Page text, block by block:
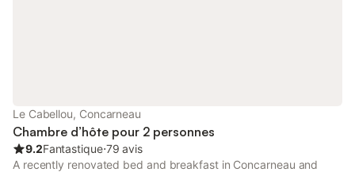
Le Cabellou, Concarneau
Chambre d’hôte pour 2 personnes
9.2Fantastique⋅79 avis
A recently renovated bed and breakfast in Concarneau and